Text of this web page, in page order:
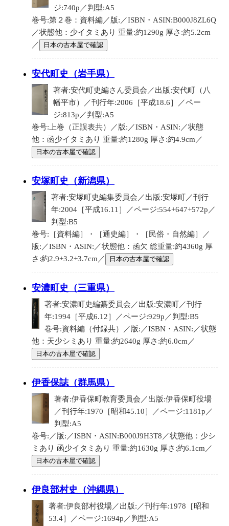
ジ:740p／判型:A5
巻号:第２巻：資料編／版:／ISBN・ASIN:B000J8ZL6Q
／状態他：少イタミあり 重量:約1290g 厚さ:約5.2cm
／
日本の古本屋で確認
安代町史（岩手県）
著者:安代町史編さん委員会／出版:安代町（八
幡平市）／刊行年:2006［平成18.6］／ペー
ジ:813p／判型:A5
巻号:上巻（正誤表共）／版:／ISBN・ASIN:／状態
他：函少イタミあり 重量:約1280g 厚さ:約4.9cm／
日本の古本屋で確認
安塚町史（新潟県）
著者:安塚町史編集委員会／出版:安塚町／刊行
年:2004［平成16.11］／ページ:554+647+572p／
判型:B5
巻号:［資料編］・［通史編］・［民俗・自然編］／
版:／ISBN・ASIN:／状態他：函欠 総重量:約4360g 厚
さ:約2.9+3.2+3.7cm／
日本の古本屋で確認
安濃町史（三重県）
著者:安濃町史編纂委員会／出版:安濃町／刊行
年:1994［平成6.12］／ページ:929p／判型:B5
巻号:資料編（付録共）／版:／ISBN・ASIN:／状態
他：天少シミあり 重量:約2640g 厚さ:約6.0cm／
日本の古本屋で確認
伊香保誌（群馬県）
著者:伊香保町教育委員会／出版:伊香保町役場
／刊行年:1970［昭和45.10］／ページ:1181p／
判型:A5
巻号:／版:／ISBN・ASIN:B000J9H3T8／状態他：少シ
ミあり 函少イタミあり 重量:約1630g 厚さ:約6.1cm／
日本の古本屋で確認
伊良部村史（沖縄県）
著者:伊良部村役場／出版:／刊行年:1978［昭和
53.4］／ページ:1694p／判型:A5